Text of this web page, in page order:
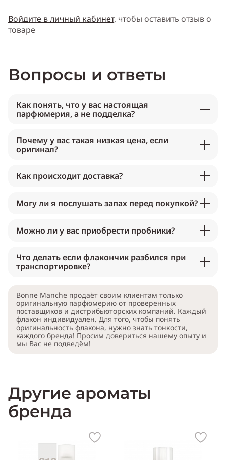
Войдите в личный кабинет, чтобы оставить отзыв о
товаре
Вопросы и ответы
Как понять, что у вас настоящая
парфюмерия, а не подделка?
Почему у вас такая низкая цена, если
оригинал?
Как происходит доставка?
Могу ли я послушать запах перед покупкой?
Можно ли у вас приобрести пробники?
Что делать если флакончик разбился при
транспортировке?
Bonne Manche продаёт своим клиентам только
оригинальную парфюмерию от проверенных
поставщиков и дистрибьюторских компаний. Каждый
флакон индивидуален. Для того, чтобы понять
оригинальность флакона, нужно знать тонкости,
каждого бренда! Просим довериться нашему опыту и
мы Вас не подведём!
Другие ароматы
бренда